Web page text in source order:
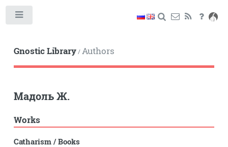
Gnostic Library/Authors
Мадоль Ж.
Works
Catharism/Books